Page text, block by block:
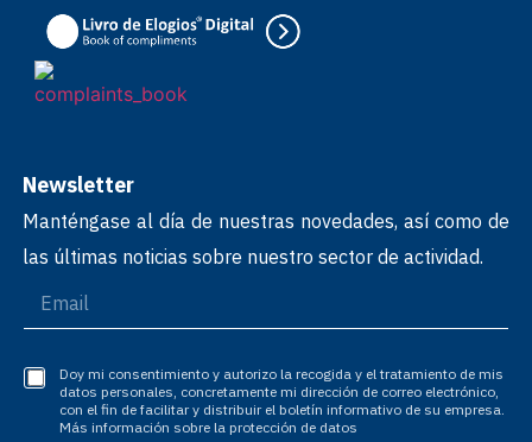
Newsletter
Manténgase al día de nuestras novedades, así como de
las últimas noticias sobre nuestro sector de actividad.
Doy mi consentimiento y autorizo la recogida y el tratamiento de mis
datos personales, concretamente mi dirección de correo electrónico,
con el fin de facilitar y distribuir el boletín informativo de su empresa.
Más información sobre la protección de datos